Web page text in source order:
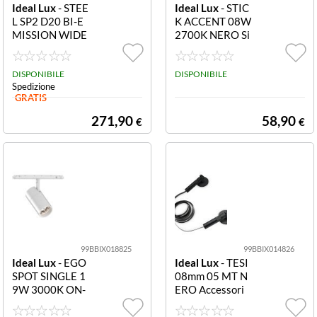
Ideal Lux- STEE
L SP2 D20 BI-E
MISSION WIDE
4000K NERO Si
stema lineare L
1200 x H min 3
45 / m Sistema l
ineare L 1200 x
DISPONIBILE
Spedizione
GRATIS
271,90 €
Ideal Lux- STIC
K ACCENT 08W
2700K NERO Si
stema lineare L
111,3 x H 36,1 x
P 16,2 mm Siste
DISPONIBILE
58,90 €
99BBIX018825
Ideal Lux- EGO
SPOT SINGLE 1
9W 3000K ON-
OFF BI Sistema
99BBIX014826
Ideal Lux- TESI
08mm 05 MT N
ERO Accessori
L 5000 x H 60 x